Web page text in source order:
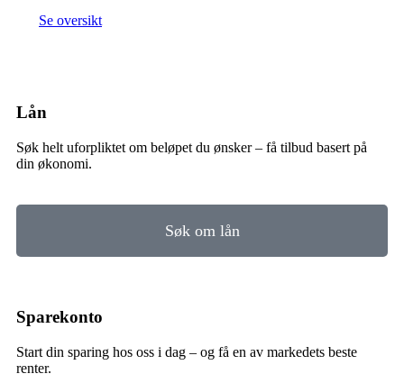
Se oversikt
Lån
Søk helt uforpliktet om beløpet du ønsker – få tilbud basert på
din økonomi.
Søk om lån
Sparekonto
Start din sparing hos oss i dag – og få en av markedets beste
renter.